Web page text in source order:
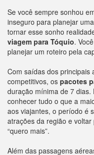
Se você sempre sonhou
inseguro para planejar
tornar esse sonho
viagem para Tóquio.
planejar um roteiro pela
Com saídas dos principais
competitivos, os pacotes
duração mínima de 7
conhecer tudo o que a
aos viajantes, o período é
atrações da região e
“quero mais”.
Além das passagens